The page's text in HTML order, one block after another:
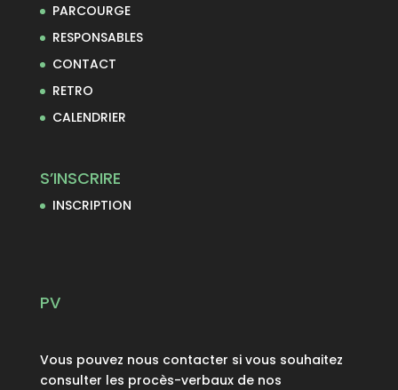
PARCOURGE
RESPONSABLES
CONTACT
RETRO
CALENDRIER
S’INSCRIRE
INSCRIPTION
PV
Vous pouvez nous contacter si vous souhaitez
consulter les procès-verbaux de nos